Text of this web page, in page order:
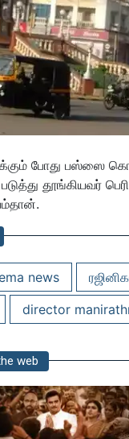
போது பஸ்ஸை
தூங்கியவர்
news
director
web